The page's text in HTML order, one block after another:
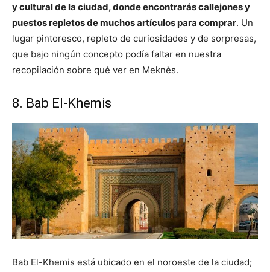
y cultural de la ciudad, donde encontrarás callejones y
puestos repletos de muchos artículos para comprar. Un
lugar pintoresco, repleto de curiosidades y de sorpresas,
que bajo ningún concepto podía faltar en nuestra
recopilación sobre qué ver en Meknès.
8. Bab El-Khemis
Bab El-Khemis está ubicado en el noroeste de la ciudad;